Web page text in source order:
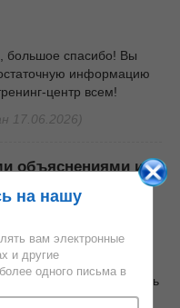
большое спасибо! Вы
информацию
центр всем!
17.06.2026)
объяснениями и
Сергею за
подачу
информация оказалась
ценю
на нашу
вам электронные
и другие
одного письма в